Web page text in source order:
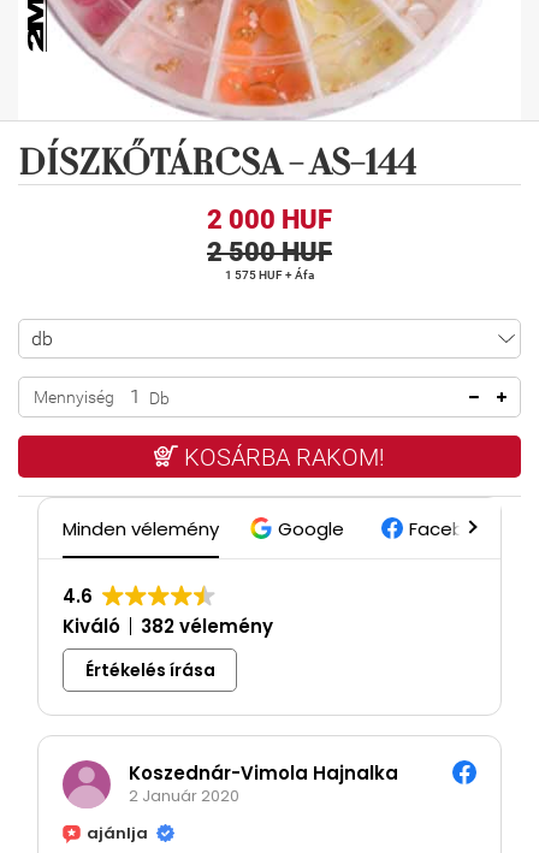
DÍSZKŐTÁRCSA - AS-144
2 000 HUF
2 500 HUF
1 575 HUF + Áfa
Mennyiség Db
KOSÁRBA RAKOM!
Minden vélemény Google Facebook
4.6
Kiváló
382 vélemény
Értékelés írása
Koszednár-Vimola Hajnalka
2 Január 2020
ajánlja